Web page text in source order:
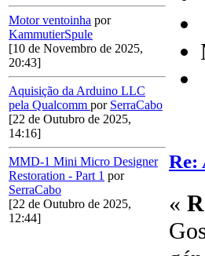
Motor ventoinha por
KammutierSpule
[10 de Novembro de 2025,
20:43]
Aquisição da Arduino LLC
pela Qualcomm por SerraCabo
[22 de Outubro de 2025,
14:16]
MMD-1 Mini Micro Designer
Restoration - Part 1 por
SerraCabo
[22 de Outubro de 2025,
12:44]
Re:
«